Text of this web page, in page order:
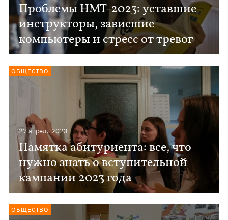
Проблемы НМТ-2023: уставшие
инструкторы, зависшие
компьютеры и стресс от тревог
27 апреля 2023
Памятка абитуриента: все, что
нужно знать о вступительной
кампании 2023 года
ОБЩЕСТВО
ОБЩЕСТВО